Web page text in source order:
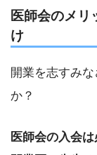
医師会のメリ
け
開業を志すみ
か？
医師会の入会